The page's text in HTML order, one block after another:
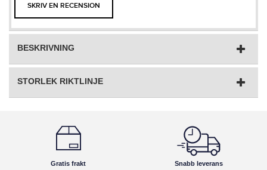
SKRIV EN RECENSION
BESKRIVNING
STORLEK RIKTLINJE
Gratis frakt Snabb leverans